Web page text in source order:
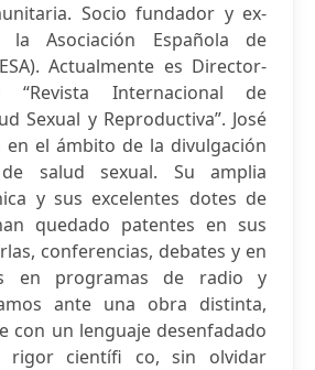
Socio fundador y ex-
la Asociación Española de
Actualmente es Director-
Internacional de
Sexual y Reproductiva”. José
en el ámbito de la divulgación
salud sexual. Su amplia
y sus excelentes dotes de
quedado patentes en sus
conferencias, debates y en
en programas de radio y
ante una obra distinta,
con un lenguaje desenfadado
rigor científi co, sin olvidar